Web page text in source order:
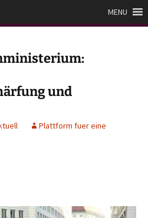
Asylpolitik
MENU
und
Plattform fuer eine